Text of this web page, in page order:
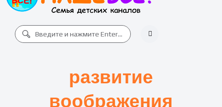
развитие
воображения